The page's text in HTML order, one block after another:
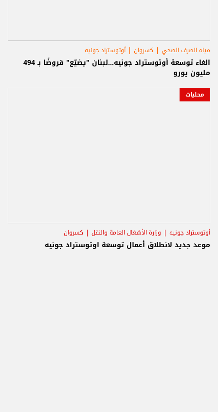
مياه الصرف الصحي كسروان أوتوستراد جونيه
الغاء توسعة أوتوستراد جونيه...لبنان "يضيّع" قروضًا بـ 494
مليون يورو
محليات
أوتوستراد جونيه وزارة الأشغال العامة والنقل كسروان
موعد جديد لانطلاق أعمال توسعة اوتوستراد جونيه